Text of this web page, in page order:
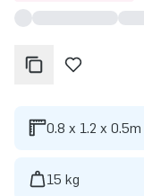
0.8 x 1.2 x 0.5m
15 kg